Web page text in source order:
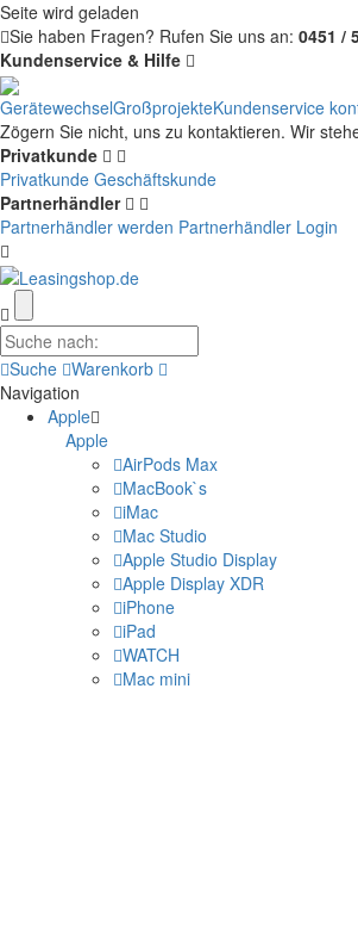
Seite wird geladen
Sie haben Fragen? Rufen Sie uns an: 0451 /
Kundenservice & Hilfe
GerätewechselGroßprojekteKundenservice
Zögern Sie nicht, uns zu kontaktieren. Wir
Privatkunde
Privatkunde Geschäftskunde
Partnerhändler
Partnerhändler werden Partnerhändler Login
Suche Warenkorb
Navigation
Apple
Apple
AirPods Max
MacBook`s
iMac
Mac Studio
Apple Studio Display
Apple Display XDR
iPhone
iPad
WATCH
Mac mini